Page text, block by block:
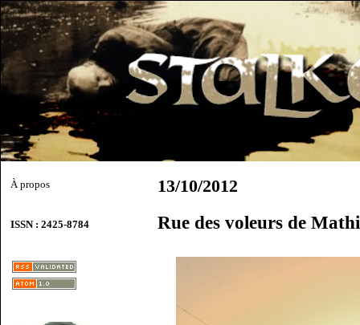
À propos
ISSN : 2425-8784
13/10/2012
Rue des voleurs de